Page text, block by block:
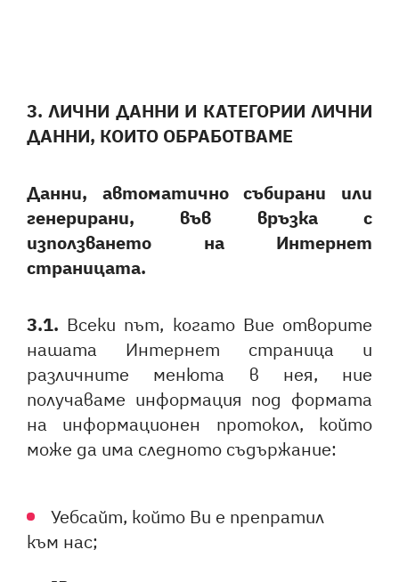
3. ЛИЧНИ ДАННИ И КАТЕГОРИИ ЛИЧНИ
ДАННИ, КОИТО ОБРАБОТВАМЕ
Данни, автоматично събирани или
генерирани, във връзка с
използването на Интернет
страницата.
3.1. Всеки път, когато Вие отворите
нашата Интернет страница и
различните менюта в нея, ние
получаваме информация под формата
на информационен протокол, който
може да има следното съдържание:
Уебсайт, който Ви е препратил
към нас;